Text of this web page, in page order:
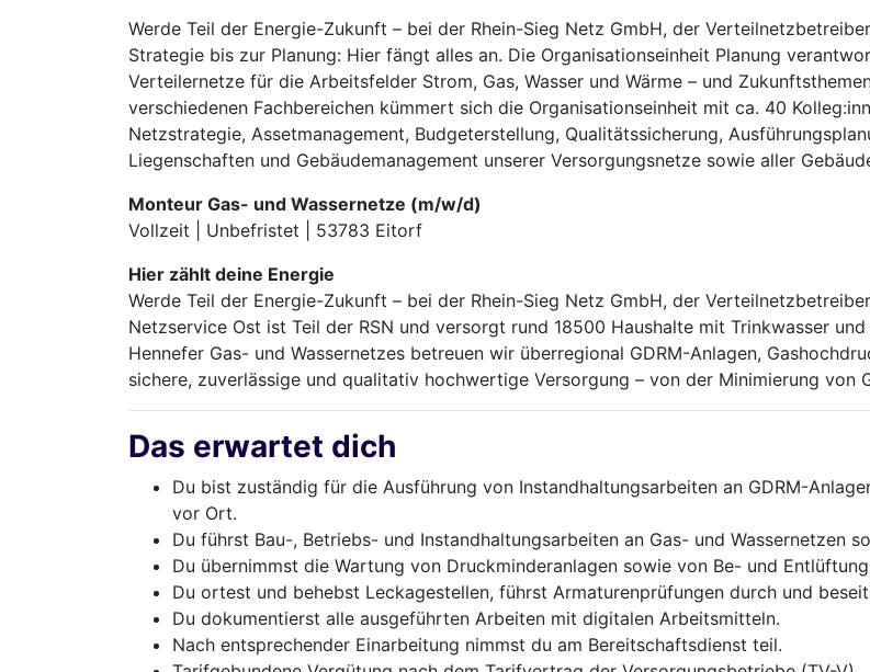
Werde Teil der Energie-Zukunft – bei der Rhein-Sieg Netz GmbH, der
Strategie bis zur Planung: Hier fängt alles an. Die Organisationseinheit Planung
Verteilernetze für die Arbeitsfelder Strom, Gas, Wasser und Wärme – und
verschiedenen Fachbereichen kümmert sich die Organisationseinheit mit ca. 40
Netzstrategie, Assetmanagement, Budgeterstellung, Qualitätssicherung,
Liegenschaften und Gebäudemanagement unserer Versorgungsnetze sowie aller
Monteur Gas- und Wassernetze (m/w/d)
Vollzeit | Unbefristet | 53783 Eitorf
Hier zählt deine Energie
Werde Teil der Energie-Zukunft – bei der Rhein-Sieg Netz GmbH, der
Netzservice Ost ist Teil der RSN und versorgt rund 18500 Haushalte mit Trinkwasser
Hennefer Gas- und Wassernetzes betreuen wir über­regional GDRM-Anlagen,
sichere, zuverlässige und qualitativ hochwertige Versorgung – von der Minimierung von
Das erwartet dich
Du bist zuständig für die Ausführung von Instandhaltungsarbeiten an GDRM-
vor Ort.
Du führst Bau-, Betriebs- und Instand­haltungs­arbeiten an Gas- und Wassernetzen
Du übernimmst die Wartung von Druck­minder­anlagen sowie von Be- und
Du ortest und behebst Leckagestellen, führst Armaturenprüfungen durch und
Du dokumentierst alle ausgeführten Arbeiten mit digitalen Arbeitsmitteln.
Nach entsprechender Einarbeitung nimmst du am Bereitschaftsdienst teil.